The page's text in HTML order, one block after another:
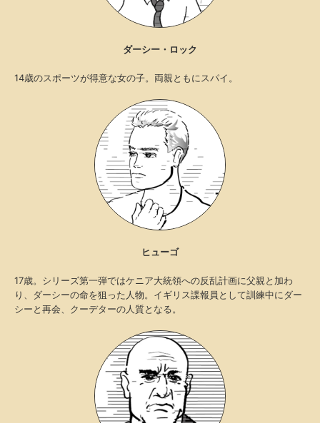
ダーシー・ロック
14歳のスポーツが得意な女の子。両親ともにスパイ。
ヒューゴ
17歳。シリーズ第一弾ではケニア大統領への反乱計画に父親と加わ
り、ダーシーの命を狙った人物。イギリス諜報員として訓練中にダー
シーと再会、クーデターの人質となる。